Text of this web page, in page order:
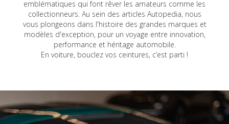
emblématiques qui font rêver les amateurs comme les
collectionneurs. Au sein des articles Autopedia, nous
vous plongeons dans l'histoire des grandes marques et
modèles d'exception, pour un voyage entre innovation,
performance et héritage automobile.
En voiture, bouclez vos ceintures, c’est parti !